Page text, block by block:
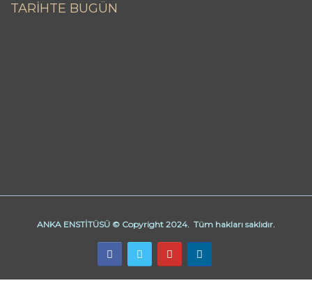
TARİHTE BUGÜN
ANKA ENSTİTÜSÜ © Copyright 2024. Tüm hakları saklıdır.